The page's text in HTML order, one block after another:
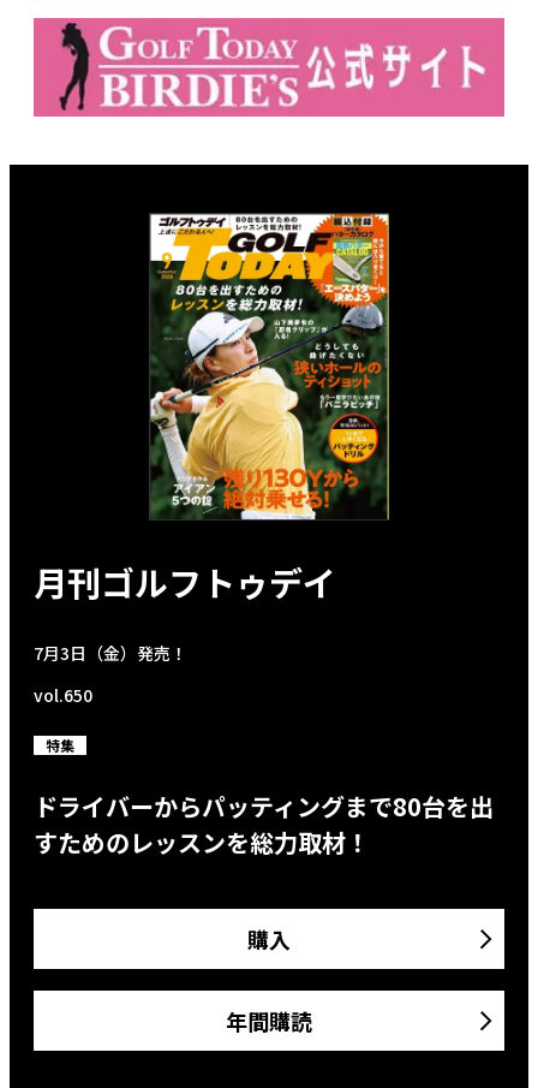
月刊ゴルフトゥデイ
7月3日（金）発売！
vol.650
特集
ドライバーからパッティングまで80台を出
すためのレッスンを総力取材！
購入
年間購読